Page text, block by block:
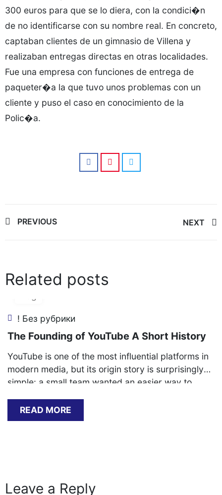
300 euros para que se lo diera, con la condici�n
de no identificarse con su nombre real. En concreto,
captaban clientes de un gimnasio de Villena y
realizaban entregas directas en otras localidades.
Fue una empresa con funciones de entrega de
paqueter�a la que tuvo unos problemas con un
cliente y puso el caso en conocimiento de la
Polic�a.
Post
PREVIOUS NEXT
Related posts
05
! Без рубрики
The Founding of YouTube A Short History
YouTube is one of the most influential platforms in
modern media, but its origin story is surprisingly
simple: a small team wanted an easier way to
and sending video files was slow, formats were
inconsistent, and most websites weren’t built for
READ MORE
Leave a Reply